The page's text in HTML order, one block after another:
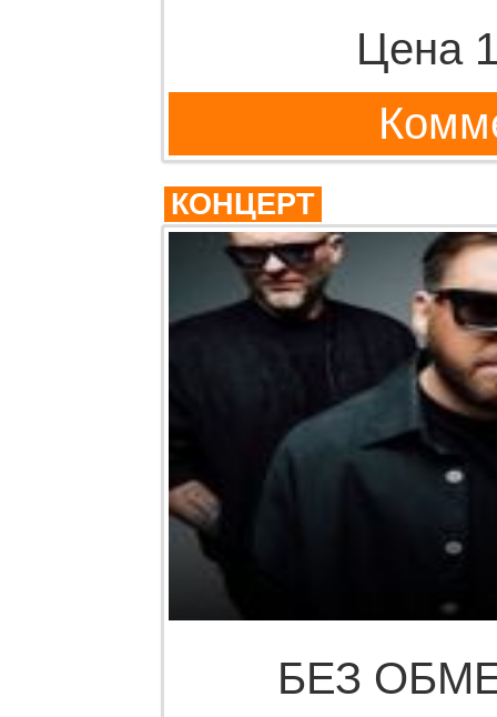
Цена
КОНЦЕРТ
БЕЗ